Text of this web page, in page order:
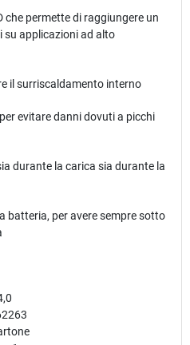
permette di raggiungere un
su applicazioni ad alto
il surriscaldamento interno
evitare danni dovuti a picchi
durante la carica sia durante la
batteria, per avere sempre sotto